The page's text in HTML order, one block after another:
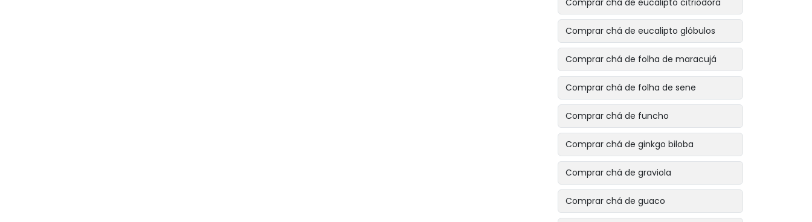
Comprar chá de eucalipto citriodora
Comprar chá de eucalipto glóbulos
Comprar chá de folha de maracujá
Comprar chá de folha de sene
Comprar chá de funcho
Comprar chá de ginkgo biloba
Comprar chá de graviola
Comprar chá de guaco